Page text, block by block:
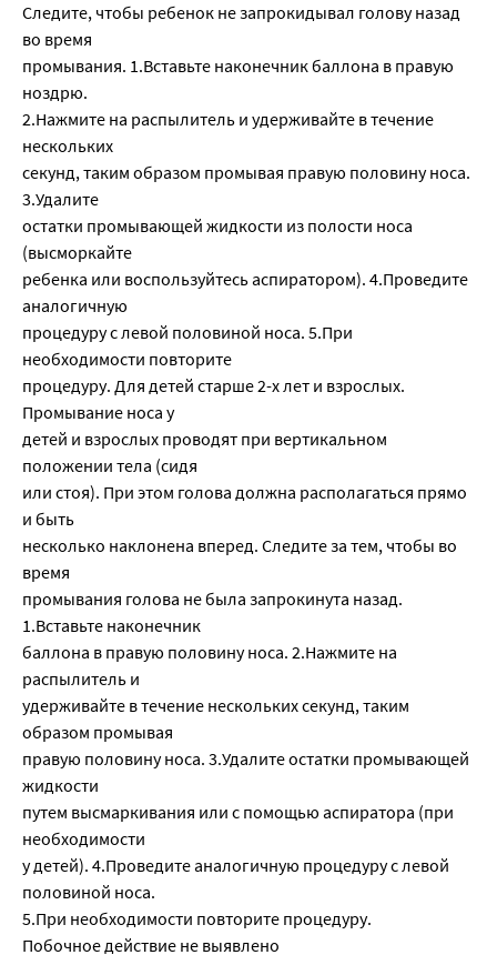
Следите, чтобы ребенок не запрокидывал голову назад
во время
промывания. 1.Вставьте наконечник баллона в правую
ноздрю.
2.Нажмите на распылитель и удерживайте в течение
нескольких
секунд, таким образом промывая правую половину носа.
3.Удалите
остатки промывающей жидкости из полости носа
(высморкайте
ребенка или воспользуйтесь аспиратором). 4.Проведите
аналогичную
процедуру с левой половиной носа. 5.При
необходимости повторите
процедуру. Для детей старше 2-х лет и взрослых.
Промывание носа у
детей и взрослых проводят при вертикальном
положении тела (сидя
или стоя). При этом голова должна располагаться прямо
и быть
несколько наклонена вперед. Следите за тем, чтобы во
время
промывания голова не была запрокинута назад.
1.Вставьте наконечник
баллона в правую половину носа. 2.Нажмите на
распылитель и
удерживайте в течение нескольких секунд, таким
образом промывая
правую половину носа. 3.Удалите остатки промывающей
жидкости
путем высмаркивания или с помощью аспиратора (при
необходимости
у детей). 4.Проведите аналогичную процедуру с левой
половиной носа.
5.При необходимости повторите процедуру.
Побочное действие не выявлено